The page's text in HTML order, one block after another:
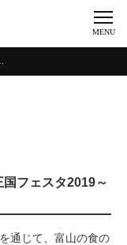
MENU
国フェスタ2019～
通じて、富山の食の